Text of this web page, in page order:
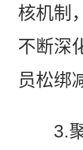
核机制
不断深
员松绑
3.聚